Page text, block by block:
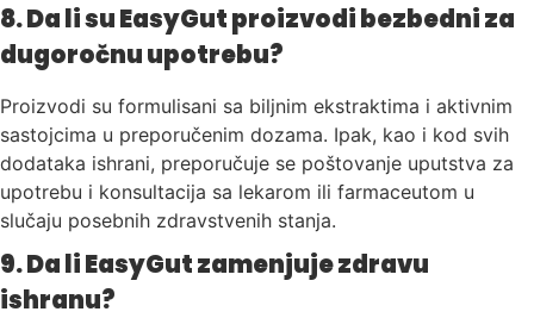
8. Da li su EasyGut proizvodi bezbedni za
dugoročnu upotrebu?
Proizvodi su formulisani sa biljnim ekstraktima i aktivnim
sastojcima u preporučenim dozama. Ipak, kao i kod svih
dodataka ishrani, preporučuje se poštovanje uputstva za
upotrebu i konsultacija sa lekarom ili farmaceutom u
slučaju posebnih zdravstvenih stanja.
9. Da li EasyGut zamenjuje zdravu
ishranu?